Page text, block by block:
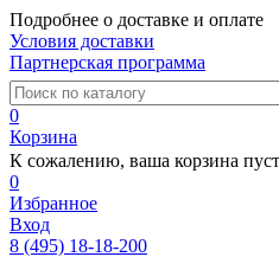
Подробнее о доставке и оплате
Условия доставки
Партнерская программа
0
Корзина
К сожалению, ваша корзина
0
Избранное
Вход
8 (495) 18-18-200